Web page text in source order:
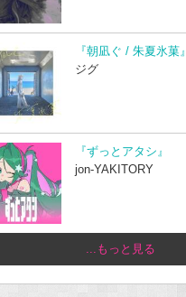
『朝凪ぐ / 朱夏氷菓』
ジグ
『ずっとアタシ』
jon-YAKITORY
...もっと見る